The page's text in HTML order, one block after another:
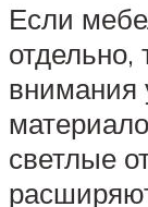
Если
внимания
светлые